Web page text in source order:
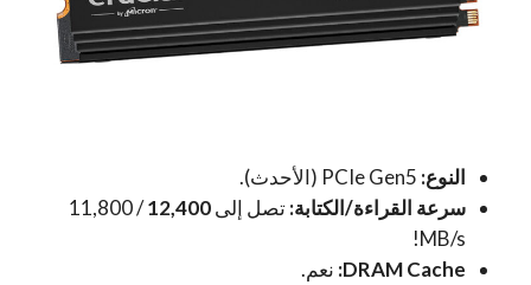
النوع:
سرعة القراءة/الكتابة:تصل إلى12,400
/ 11,800
MB/s!
DRAM Cache: نعم.